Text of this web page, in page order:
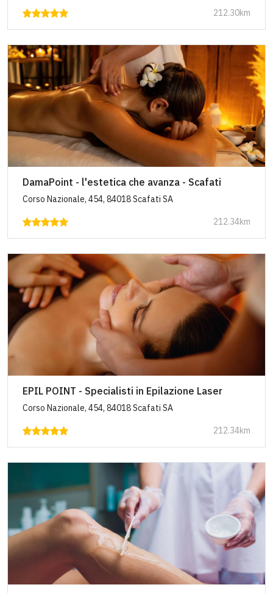
212.30km
DamaPoint - l'estetica che avanza - Scafati
Corso Nazionale, 454, 84018 Scafati SA
212.34km
EPIL POINT - Specialisti in Epilazione Laser
Corso Nazionale, 454, 84018 Scafati SA
212.34km